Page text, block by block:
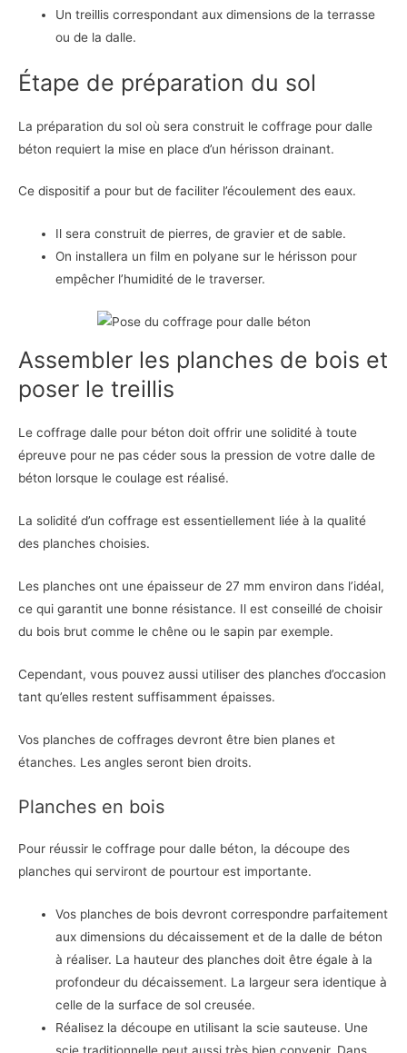
Un treillis correspondant aux dimensions de la terrasse
ou de la dalle.
Étape de préparation du sol
La préparation du sol où sera construit le coffrage pour dalle
béton requiert la mise en place d’un hérisson drainant.
Ce dispositif a pour but de faciliter l’écoulement des eaux.
Il sera construit de pierres, de gravier et de sable.
On installera un film en polyane sur le hérisson pour
empêcher l’humidité de le traverser.
Assembler les planches de bois et
poser le treillis
Le coffrage dalle pour béton doit offrir une solidité à toute
épreuve pour ne pas céder sous la pression de votre dalle de
béton lorsque le coulage est réalisé.
La solidité d’un coffrage est essentiellement liée à la qualité
des planches choisies.
Les planches ont une épaisseur de 27 mm environ dans l’idéal,
ce qui garantit une bonne résistance. Il est conseillé de choisir
du bois brut comme le chêne ou le sapin par exemple.
Cependant, vous pouvez aussi utiliser des planches d’occasion
tant qu’elles restent suffisamment épaisses.
Vos planches de coffrages devront être bien planes et
étanches. Les angles seront bien droits.
Planches en bois
Pour réussir le coffrage pour dalle béton, la découpe des
planches qui serviront de pourtour est importante.
Vos planches de bois devront correspondre parfaitement
aux dimensions du décaissement et de la dalle de béton
à réaliser. La hauteur des planches doit être égale à la
profondeur du décaissement. La largeur sera identique à
celle de la surface de sol creusée.
Réalisez la découpe en utilisant la scie sauteuse. Une
scie traditionnelle peut aussi très bien convenir. Dans